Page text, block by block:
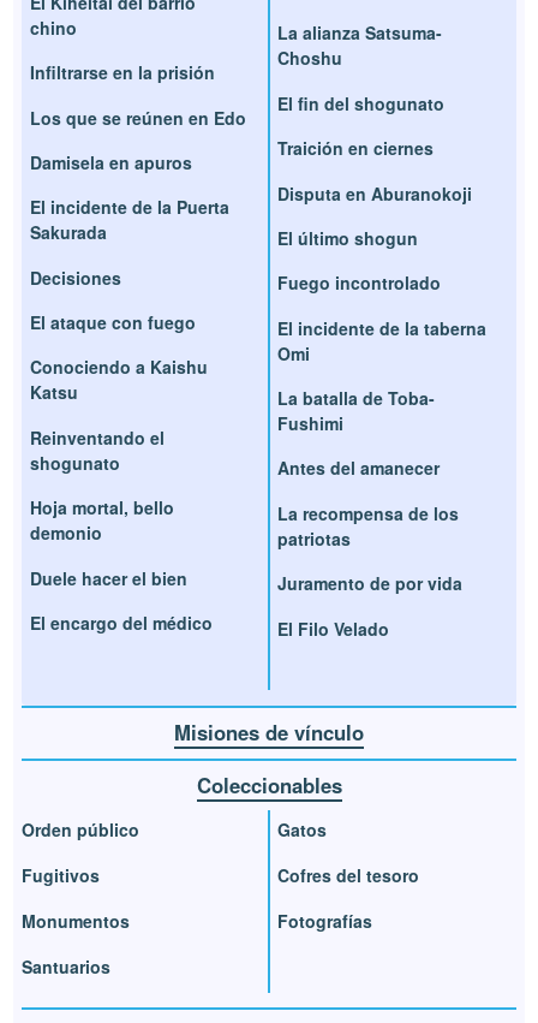
chino
Infiltrarse en la prisión
Los que se reúnen en Edo
Damisela en apuros
El incidente de la Puerta
Sakurada
Decisiones
El ataque con fuego
Conociendo a Kaishu
Katsu
Reinventando el
shogunato
Hoja mortal, bello
demonio
Duele hacer el bien
El encargo del médico
La alianza Satsuma-
Choshu
El fin del shogunato
Traición en ciernes
Disputa en Aburanokoji
El último shogun
Fuego incontrolado
El incidente de la taberna
Omi
La batalla de Toba-
Fushimi
Antes del amanecer
La recompensa de los
patriotas
Juramento de por vida
El Filo Velado
Misiones de vínculo
Coleccionables
Orden público
Fugitivos
Monumentos
Santuarios
Gatos
Cofres del tesoro
Fotografías